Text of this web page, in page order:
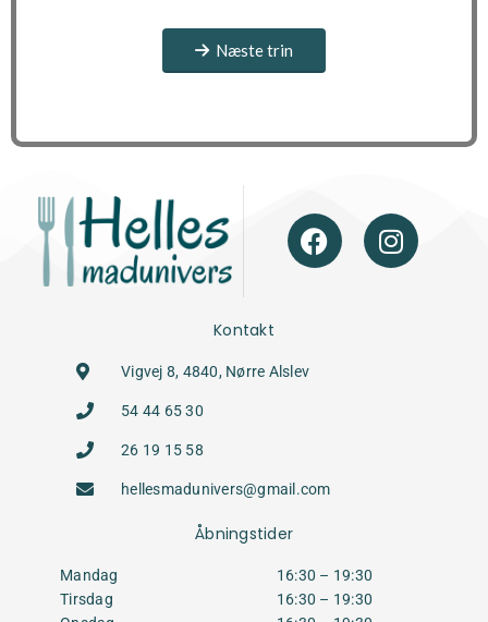
Næste trin
Kontakt
Vigvej 8, 4840, Nørre Alslev
54 44 65 30
26 19 15 58
hellesmadunivers@gmail.com
Åbningstider
Mandag
Tirsdag
16:30 – 19:30
16:30 – 19:30